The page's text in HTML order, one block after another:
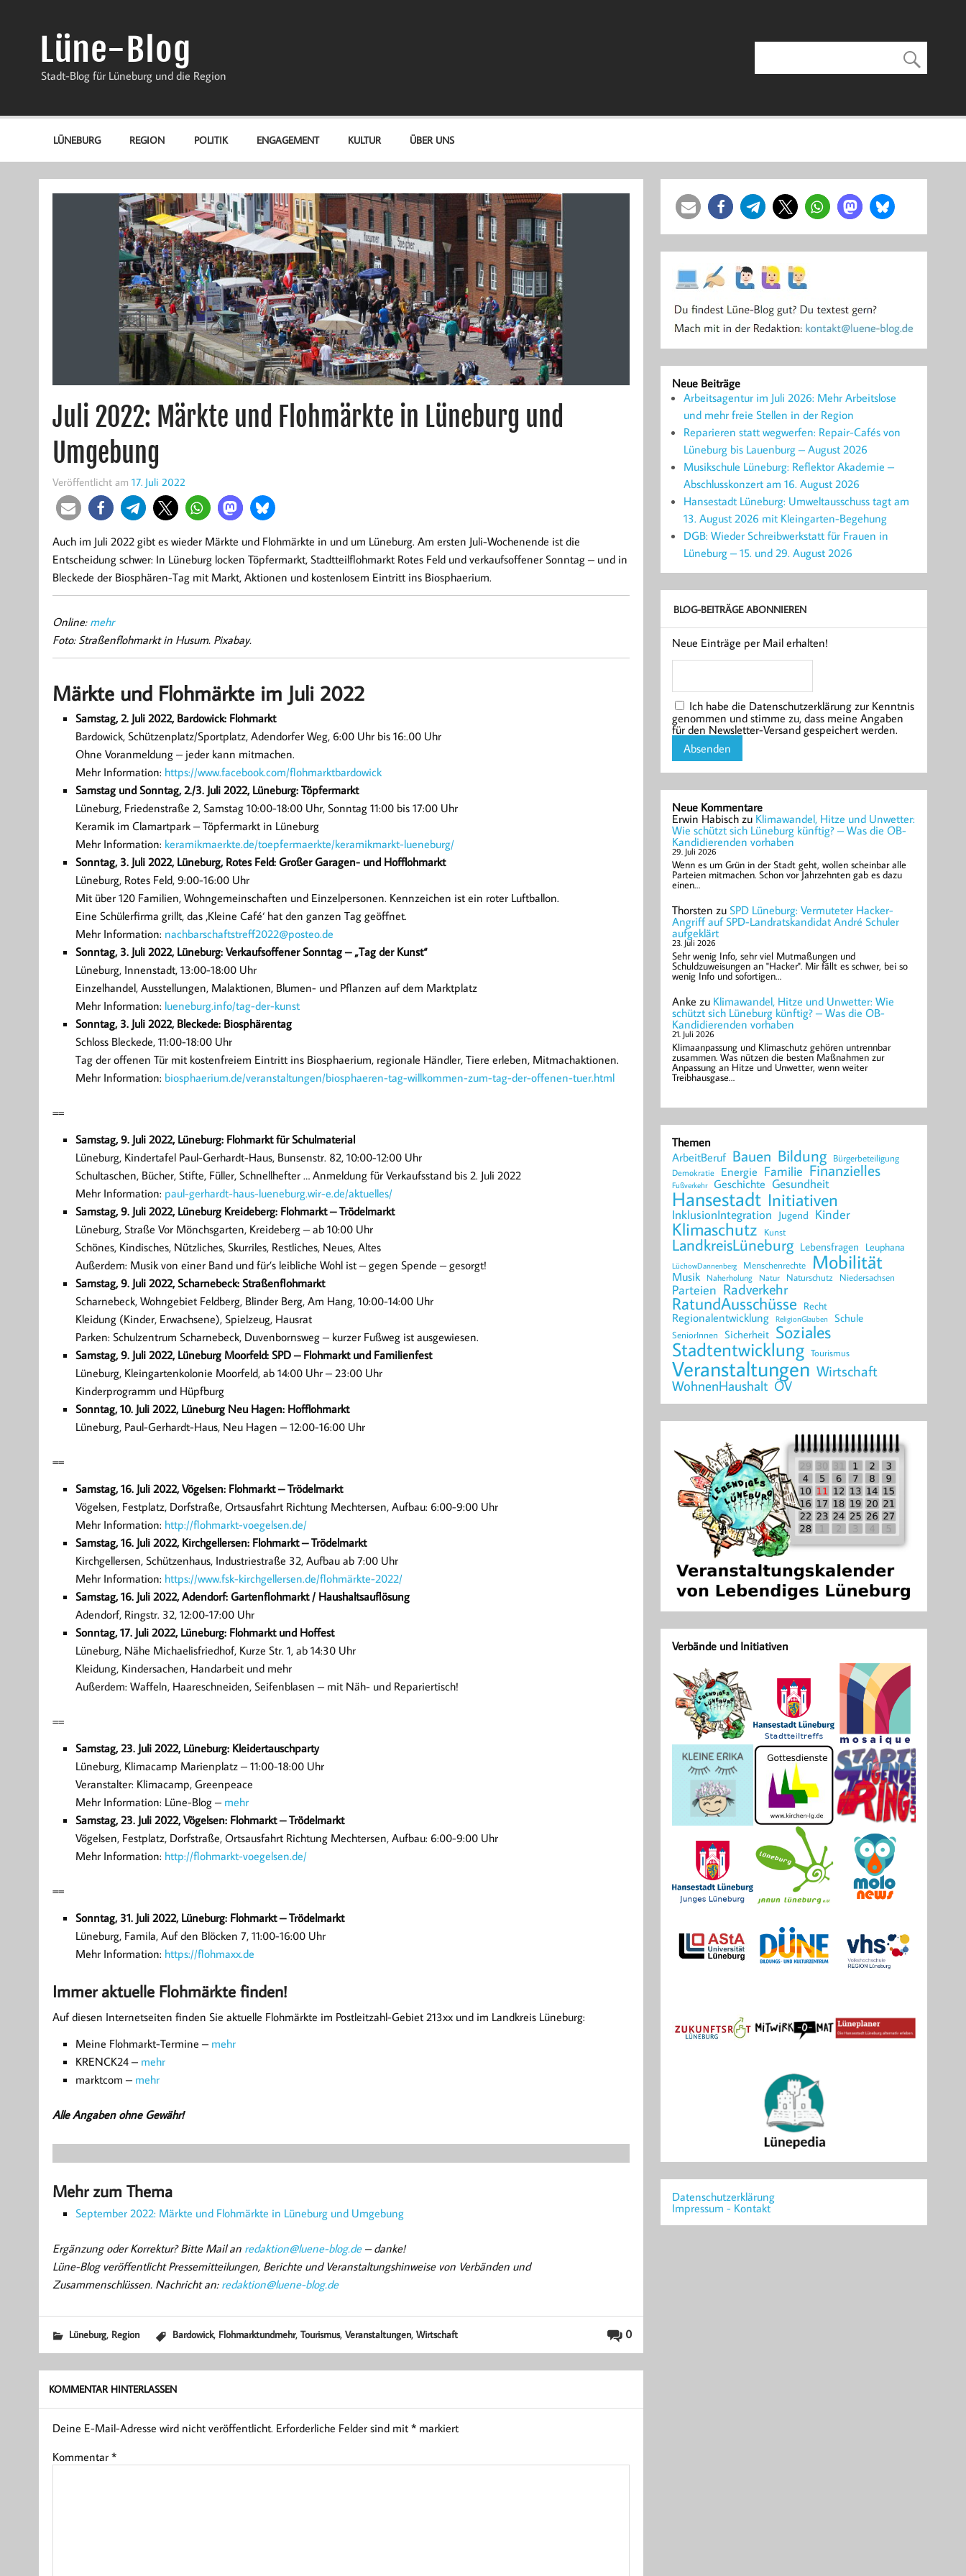
Lüne-Blog
Stadt-Blog für Lüneburg und die Region
LÜNEBURG REGION POLITIK ENGAGEMENT KULTUR ÜBER UNS
Juli 2022: Märkte und Flohmärkte in Lüneburg und
Umgebung
Veröffentlicht am 17. Juli 2022
Auch im Juli 2022 gibt es wieder Märkte und Flohmärkte in und um Lüneburg. Am ersten Juli-Wochenende ist die
Entscheidung schwer: In Lüneburg locken Töpfermarkt, Stadtteilflohmarkt Rotes Feld und verkaufsoffener Sonntag – und in
Bleckede der Biosphären-Tag mit Markt, Aktionen und kostenlosem Eintritt ins Biosphaerium.
Online: mehr
Foto: Straßenflohmarkt in Husum. Pixabay.
Märkte und Flohmärkte im Juli 2022
Samstag, 2. Juli 2022, Bardowick: Flohmarkt
Bardowick, Schützenplatz/Sportplatz, Adendorfer Weg, 6:00 Uhr bis 16:.00 Uhr
Ohne Voranmeldung – jeder kann mitmachen.
Mehr Information: https://www.facebook.com/flohmarktbardowick
Samstag und Sonntag, 2./3. Juli 2022, Lüneburg: Töpfermarkt
Lüneburg, Friedenstraße 2, Samstag 10:00-18:00 Uhr, Sonntag 11:00 bis 17:00 Uhr
Keramik im Clamartpark – Töpfermarkt in Lüneburg
Mehr Information: keramikmaerkte.de/toepfermaerkte/keramikmarkt-lueneburg/
Sonntag, 3. Juli 2022, Lüneburg, Rotes Feld: Großer Garagen- und Hofflohmarkt
Lüneburg, Rotes Feld, 9:00-16:00 Uhr
Mit über 120 Familien, Wohngemeinschaften und Einzelpersonen. Kennzeichen ist ein roter Luftballon.
Eine Schülerfirma grillt, das ‚Kleine Café‘ hat den ganzen Tag geöffnet.
Mehr Information: nachbarschaftstreff2022@posteo.de
Sonntag, 3. Juli 2022, Lüneburg: Verkaufsoffener Sonntag – „Tag der Kunst“
Lüneburg, Innenstadt, 13:00-18:00 Uhr
Einzelhandel, Ausstellungen, Malaktionen, Blumen- und Pflanzen auf dem Marktplatz
Mehr Information: lueneburg.info/tag-der-kunst
Sonntag, 3. Juli 2022, Bleckede: Biosphärentag
Schloss Bleckede, 11:00-18:00 Uhr
Tag der offenen Tür mit kostenfreiem Eintritt ins Biosphaerium, regionale Händler, Tiere erleben, Mitmachaktionen.
Mehr Information: biosphaerium.de/veranstaltungen/biosphaeren-tag-willkommen-zum-tag-der-offenen-tuer.html
==
Samstag, 9. Juli 2022, Lüneburg: Flohmarkt für Schulmaterial
Lüneburg, Kindertafel Paul-Gerhardt-Haus, Bunsenstr. 82, 10:00-12:00 Uhr
Schultaschen, Bücher, Stifte, Füller, Schnellhefter … Anmeldung für Verkaufsstand bis 2. Juli 2022
Mehr Information: paul-gerhardt-haus-lueneburg.wir-e.de/aktuelles/
Samstag, 9. Juli 2022, Lüneburg Kreideberg: Flohmarkt – Trödelmarkt
Lüneburg, Straße Vor Mönchsgarten, Kreideberg – ab 10:00 Uhr
Schönes, Kindisches, Nützliches, Skurriles, Restliches, Neues, Altes
Außerdem: Musik von einer Band und für’s leibliche Wohl ist – gegen Spende – gesorgt!
Samstag, 9. Juli 2022, Scharnebeck: Straßenflohmarkt
Scharnebeck, Wohngebiet Feldberg, Blinder Berg, Am Hang, 10:00-14:00 Uhr
Kleidung (Kinder, Erwachsene), Spielzeug, Hausrat
Parken: Schulzentrum Scharnebeck, Duvenbornsweg – kurzer Fußweg ist ausgewiesen.
Samstag, 9. Juli 2022, Lüneburg Moorfeld: SPD – Flohmarkt und Familienfest
Lüneburg, Kleingartenkolonie Moorfeld, ab 14:00 Uhr – 23:00 Uhr
Kinderprogramm und Hüpfburg
Sonntag, 10. Juli 2022, Lüneburg Neu Hagen: Hofflohmarkt
Lüneburg, Paul-Gerhardt-Haus, Neu Hagen – 12:00-16:00 Uhr
==
Samstag, 16. Juli 2022, Vögelsen: Flohmarkt – Trödelmarkt
Vögelsen, Festplatz, Dorfstraße, Ortsausfahrt Richtung Mechtersen, Aufbau: 6:00-9:00 Uhr
Mehr Information: http://flohmarkt-voegelsen.de/
Samstag, 16. Juli 2022, Kirchgellersen: Flohmarkt – Trödelmarkt
Kirchgellersen, Schützenhaus, Industriestraße 32, Aufbau ab 7:00 Uhr
Mehr Information: https://www.fsk-kirchgellersen.de/flohmärkte-2022/
Samstag, 16. Juli 2022, Adendorf: Gartenflohmarkt / Haushaltsauflösung
Adendorf, Ringstr. 32, 12:00-17:00 Uhr
Sonntag, 17. Juli 2022, Lüneburg: Flohmarkt und Hoffest
Lüneburg, Nähe Michaelisfriedhof, Kurze Str. 1, ab 14:30 Uhr
Kleidung, Kindersachen, Handarbeit und mehr
Außerdem: Waffeln, Haareschneiden, Seifenblasen – mit Näh- und Repariertisch!
==
Samstag, 23. Juli 2022, Lüneburg: Kleidertauschparty
Lüneburg, Klimacamp Marienplatz – 11:00-18:00 Uhr
Veranstalter: Klimacamp, Greenpeace
Mehr Information: Lüne-Blog – mehr
Samstag, 23. Juli 2022, Vögelsen: Flohmarkt – Trödelmarkt
Vögelsen, Festplatz, Dorfstraße, Ortsausfahrt Richtung Mechtersen, Aufbau: 6:00-9:00 Uhr
Mehr Information: http://flohmarkt-voegelsen.de/
==
Sonntag, 31. Juli 2022, Lüneburg: Flohmarkt – Trödelmarkt
Lüneburg, Famila, Auf den Blöcken 7, 11:00-16:00 Uhr
Mehr Information: https://flohmaxx.de
Immer aktuelle Flohmärkte finden!
Auf diesen Internetseiten finden Sie aktuelle Flohmärkte im Postleitzahl-Gebiet 213xx und im Landkreis Lüneburg:
Meine Flohmarkt-Termine – mehr
KRENCK24 – mehr
marktcom – mehr
Alle Angaben ohne Gewähr!
Mehr zum Thema
September 2022: Märkte und Flohmärkte in Lüneburg und Umgebung
Ergänzung oder Korrektur? Bitte Mail an redaktion@luene-blog.de– danke!
Lüne-Blog veröffentlicht Pressemitteilungen, Berichte und Veranstaltungshinweise von Verbänden und
Zusammenschlüssen. Nachricht an: redaktion@luene-blog.de
0
Lüneburg, Region Bardowick, Flohmarktundmehr, Tourismus, Veranstaltungen, Wirtschaft
KOMMENTAR HINTERLASSEN
Deine E-Mail-Adresse wird nicht veröffentlicht. Erforderliche Felder sind mit *markiert
Kommentar *
Neue Beiträge
Arbeitsagentur im Juli 2026: Mehr Arbeitslose
und mehr freie Stellen in der Region
Reparieren statt wegwerfen: Repair-Cafés von
Lüneburg bis Lauenburg – August 2026
Musikschule Lüneburg: Reflektor Akademie –
Abschlusskonzert am 16. August 2026
Hansestadt Lüneburg: Umweltausschuss tagt am
13. August 2026 mit Kleingarten-Begehung
DGB: Wieder Schreibwerkstatt für Frauen in
Lüneburg – 15. und 29. August 2026
BLOG-BEITRÄGE ABONNIEREN
Neue Einträge per Mail erhalten!
Ich habe die Datenschutzerklärung zur Kenntnis
genommen und stimme zu, dass meine Angaben
für den Newsletter-Versand gespeichert werden.
Neue Kommentare
Erwin Habisch zu Klimawandel, Hitze und Unwetter:
Wie schützt sich Lüneburg künftig? – Was die OB-
Kandidierenden vorhaben
29. Juli 2026
Wenn es um Grün in der Stadt geht, wollen scheinbar alle
Parteien mitmachen. Schon vor Jahrzehnten gab es dazu
einen…
Thorsten zuSPD Lüneburg: Vermuteter Hacker-
Angriff auf SPD-Landratskandidat André Schuler
aufgeklärt
23. Juli 2026
Sehr wenig Info, sehr viel Mutmaßungen und
Schuldzuweisungen an "Hacker". Mir fällt es schwer, bei so
wenig Info und sofortigen…
Anke zu Klimawandel, Hitze und Unwetter: Wie
schützt sich Lüneburg künftig? – Was die OB-
Kandidierenden vorhaben
21. Juli 2026
Klimaanpassung und Klimaschutz gehören untrennbar
zusammen. Was nützen die besten Maßnahmen zur
Anpassung an Hitze und Unwetter, wenn weiter
Treibhausgase…
Themen
ArbeitBeruf Bauen Bildung Bürgerbeteiligung
Demokratie Energie Familie Finanzielles
Fußverkehr Geschichte Gesundheit
Hansestadt Initiativen
InklusionIntegration Jugend Kinder
Klimaschutz Kunst
LandkreisLüneburg Lebensfragen Leuphana
LüchowDannenberg Menschenrechte Mobilität
Musik Naherholung Natur Naturschutz Niedersachsen
Parteien Radverkehr
RatundAusschüsse Recht
Regionalentwicklung ReligionGlauben Schule
SeniorInnen Sicherheit Soziales
Stadtentwicklung Tourismus
Veranstaltungen Wirtschaft
WohnenHaushalt ÖV
Verbände und Initiativen
Datenschutzerklärung
Impressum - Kontakt